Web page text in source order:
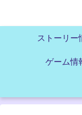
ストーリー
ゲーム情